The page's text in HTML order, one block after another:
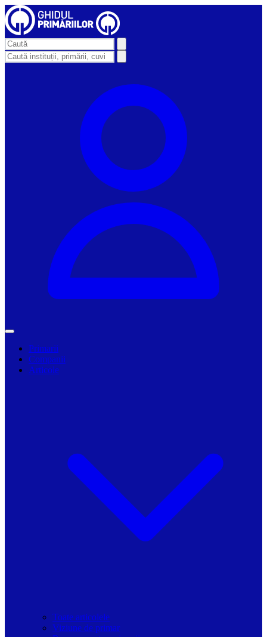
Primarii
Companii
Articole
Toate articolele
Viziune de primar